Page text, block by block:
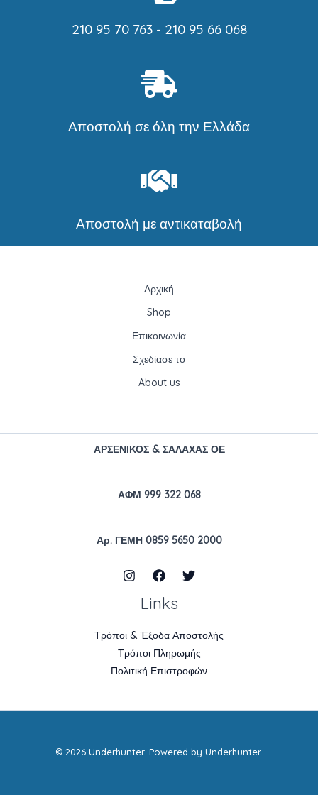
210 95 70 763 - 210 95 66 068
Αποστολή σε όλη την Ελλάδα
Αποστολή με αντικαταβολή
Αρχική
Shop
Επικοινωνία
Σχεδίασε το
About us
ΑΡΣΕΝΙΚΟΣ & ΣΑΛΑΧΑΣ ΟΕ
ΑΦΜ 999 322 068
Αρ. ΓΕΜΗ 0859 5650 2000
Links
Τρόποι & Έξοδα Αποστολής
Τρόποι Πληρωμής
Πολιτική Επιστροφών
© 2026 Underhunter. Powered by Underhunter.